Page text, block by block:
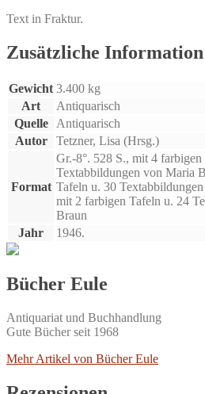
Text in Fraktur.
Zusätzliche Information
Gewicht 3.400 kg
Art
Antiquarisch
Quelle
Antiquarisch
Autor
Tetzner, Lisa (Hrsg.)
Format
Gr.-8°. 528 S., mit 4
Textabbildungen von Maria
Tafeln u. 30
mit 2 farbigen Tafeln u. 24
Braun
Jahr
1946.
Bücher Eule
Antiquariat und Buchhandlung
Gute Bücher seit 1968
Mehr Artikel von Bücher Eule